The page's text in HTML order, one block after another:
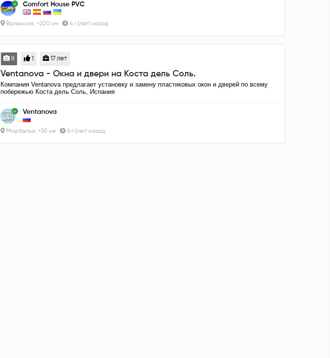
Comfort House PVC
Валенсия, +200 км 4 г.(лет) назад
8 1 17 лет
Ventanova - Окна и двери на Коста дель Соль.
Компания Ventanova предлагает установку и замену пластиковых окон и дверей по всему
побережью Коста дель Соль, Испания
Ventanova
Марбелья, +50 км 6 г.(лет) назад